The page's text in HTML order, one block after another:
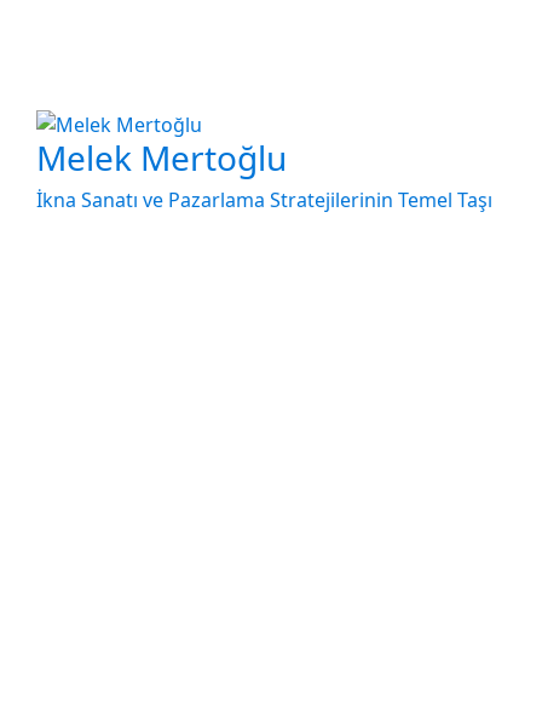
Melek Mertoğlu
İkna Sanatı ve Pazarlama Stratejilerinin Temel Taşı